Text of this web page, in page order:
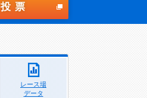
投票
レース場
データ